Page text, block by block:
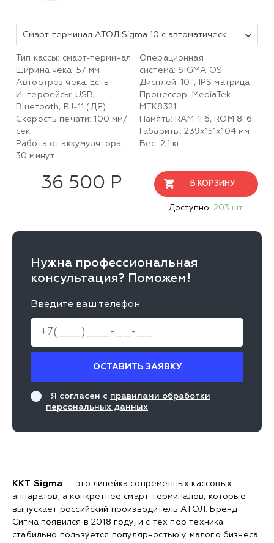
Смарт-терминал АТОЛ Sigma 10 с автоматическим тарифом SIGMA и ИТС (без ФН, 5.0)
Тип кассы: смарт-терминал
Ширина чека: 57 мм
Автоотрез чека: Есть
Интерфейсы: USB,
Bluetooth, RJ-11 (ДЯ)
Скорость печати: 100 мм/
сек
Работа от аккумулятора:
30 минут
Операционная
система: SIGMA OS
Дисплей: 10", IPS матрица
Процессор: MediaTek
MTK8321
Память: RAM 1Гб, ROM 8Гб
Габариты: 239х151х104 мм
Вес: 2,1 кг
36 500 Р В КОРЗИНУ
Доступно: 203 шт.
Нужна профессиональная
консультация? Поможем!
Введите ваш телефон
ОСТАВИТЬ ЗАЯВКУ
Я согласен с правилами обработки
персональных данных
ККТ Sigma — это линейка современных кассовых
аппаратов, а конкретнее смарт-терминалов, которые
выпускает российский производитель АТОЛ. Бренд
Сигма появился в 2018 году, и с тех пор техника
стабильно пользуется популярностью у малого бизнеса